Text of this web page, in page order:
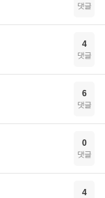
댓글
4
댓글
6
댓글
0
댓글
4